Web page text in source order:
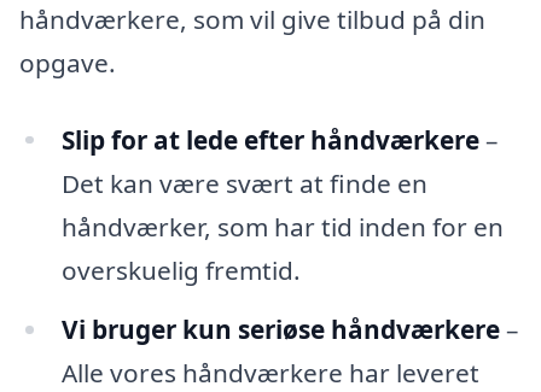
håndværkere, som vil give tilbud på din
opgave.
Slip for at lede efter håndværkere–
Det kan være svært at finde en
håndværker, som har tid inden for en
overskuelig fremtid.
Vi bruger kun seriøse håndværkere–
Alle vores håndværkere har leveret